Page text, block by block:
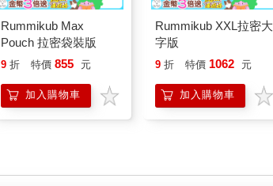
Rummikub Max
Pouch 拉密袋裝版
9 折 特價 855 元
加入購物車
Rummikub XXL拉密大
字版
9 折 特價 1062 元
加入購物車